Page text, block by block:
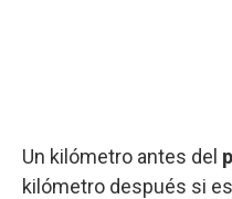
Un kilómetro antes del
kilómetro después si